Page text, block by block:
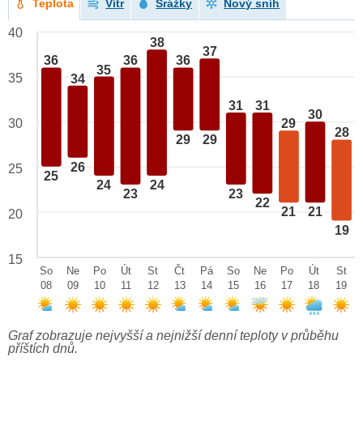
Teplota Vítr Srážky Nový sníh
36
25
34
26
35
24
36
23
38
24
36
29
37
29
31
23
31
22
29
21
30
21
28
19
40
35
30
25
20
15
So
08
Ne
09
Po
10
Út
11
St
12
Čt
13
Pá
14
So
15
Ne
16
Po
17
Út
18
St
19
Graf zobrazuje nejvyšší a nejnižší denní teploty v průběhu
příštích dnů.